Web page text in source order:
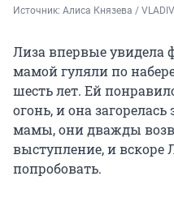
Источник: Алиса Князева /
Лиза впервые увидела
мамой гуляли по
шесть лет. Ей
огонь, и она
мамы, они дважды
выступление, и вскоре
попробовать.